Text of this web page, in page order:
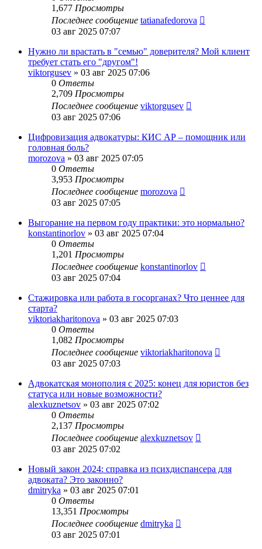
1,677 Просмотры
Последнее сообщение tatianafedorova
03 авг 2025 07:07
Нужно ли врастать в "семью" доверителя? Мой клиент
требует стать его "другом"!
viktorgusev » 03 авг 2025 07:06
0 Ответы
2,709 Просмотры
Последнее сообщение viktorgusev
03 авг 2025 07:06
Цифровизация адвокатуры: КИС АР – помощник или
головная боль?
morozova » 03 авг 2025 07:05
0 Ответы
3,953 Просмотры
Последнее сообщение morozova
03 авг 2025 07:05
Выгорание на первом году практики: это нормально?
konstantinorlov » 03 авг 2025 07:04
0 Ответы
1,201 Просмотры
Последнее сообщение konstantinorlov
03 авг 2025 07:04
Стажировка или работа в госорганах? Что ценнее для
старта?
viktoriakharitonova » 03 авг 2025 07:03
0 Ответы
1,082 Просмотры
Последнее сообщение viktoriakharitonova
03 авг 2025 07:03
Адвокатская монополия с 2025: конец для юристов без
статуса или новые возможности?
alexkuznetsov » 03 авг 2025 07:02
0 Ответы
2,137 Просмотры
Последнее сообщение alexkuznetsov
03 авг 2025 07:02
Новый закон 2024: справка из психдиспансера для
адвоката? Это законно?
dmitryka » 03 авг 2025 07:01
0 Ответы
13,351 Просмотры
Последнее сообщение dmitryka
03 авг 2025 07:01